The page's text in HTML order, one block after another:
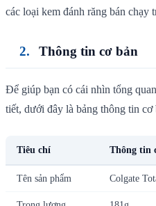
các loại kem đánh răng bán chạy
Thông tin cơ bản
Để giúp bạn có cái nhìn tổng
tiết, dưới đây là bảng thông tin cơ
Tiêu chí Thông tin
Tên sản phẩm Colgate